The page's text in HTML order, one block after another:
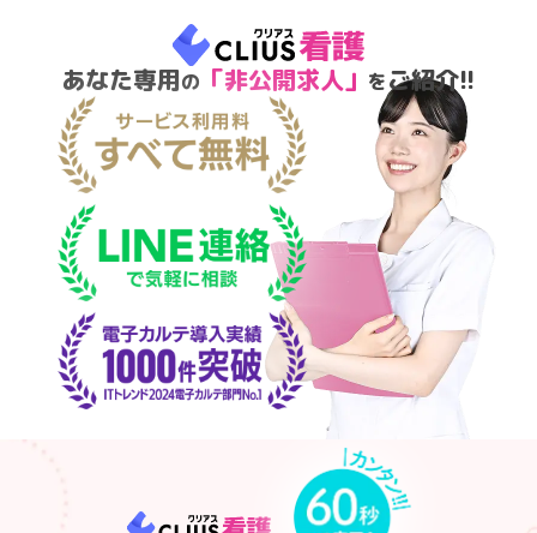
あなた専用の 「非公開求人」 をご紹介!!